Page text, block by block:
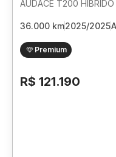
AUDACE T200
36.000 km2025/2025
Premium
R$ 121.190